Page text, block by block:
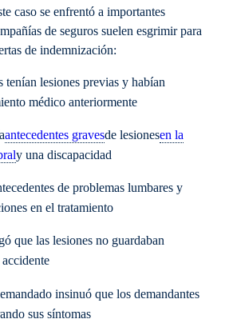
caso se enfrentó a importantes
de seguros suelen esgrimir para
de indemnización:
tenían lesiones previas y habían
médico anteriormente
antecedentes gravesde lesionesen la
y una discapacidad
de problemas lumbares y
en el tratamiento
que las lesiones no guardaban
insinuó que los demandantes
sus síntomas